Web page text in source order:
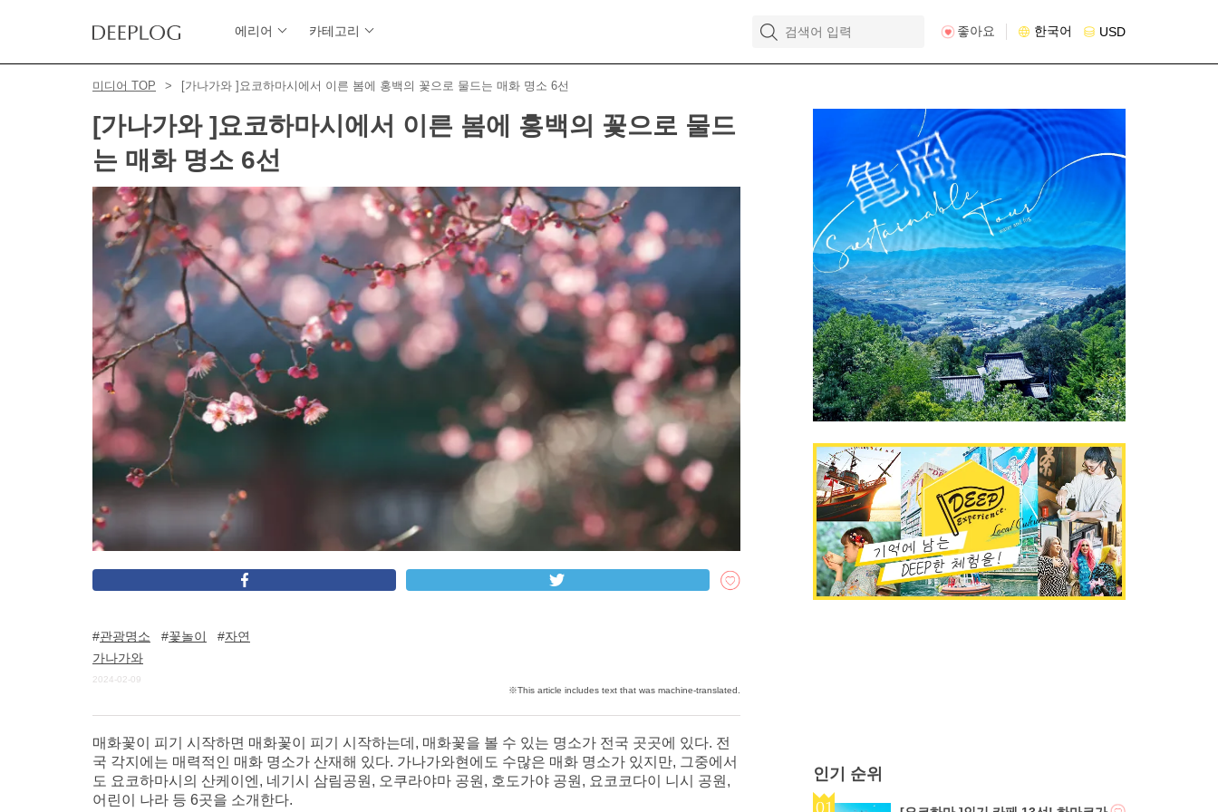
에리어 카테고리 좋아요 한국어 USD
미디어 TOP [가나가와 ]요코하마시에서 이른 봄에 홍백의 꽃으로 물드는 매화 명소 6선
[가나가와 ]요코하마시에서 이른 봄에 홍백의 꽃으로 물드
는 매화 명소 6선
관광명소 꽃놀이
자연
가나가와
2024-02-09
매화꽃이 피기 시작하면 매화꽃이 피기 시작하는데, 매화꽃을 볼 수 있는 명소가 전국 곳곳에 있다. 전
국 각지에는 매력적인 매화 명소가 산재해 있다. 가나가와현에도 수많은 매화 명소가 있지만, 그중에서
도 요코하마시의 산케이엔, 네기시 삼림공원, 오쿠라야마 공원, 호도가야 공원, 요코코다이 니시 공원,
어린이 나라 등 6곳을 소개한다.
인기 순위